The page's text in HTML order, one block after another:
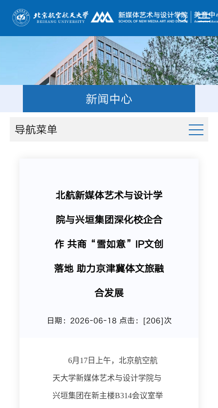
新闻中心
导航菜单
北航新媒体艺术与设计学
院与兴垣集团深化校企合
作 共商“雪如意”IP文创
落地 助力京津冀体文旅融
合发展
日期：2026-06-18 点击：[206]次
6月17日上午，北京航空航
天大学新媒体艺术与设计学院与
兴垣集团在新主楼B314会议室举